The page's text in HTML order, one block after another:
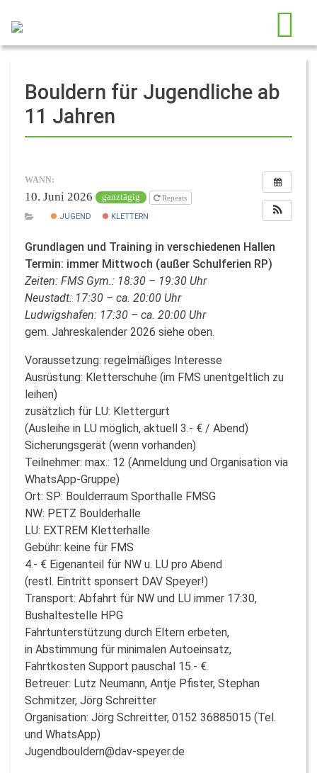
Bouldern für Jugendliche ab
11 Jahren
WANN:
10. Juni 2026 ganztägig Repeats
JUGEND KLETTERN
Grundlagen und Training in verschiedenen Hallen
Termin: immer Mittwoch (außer Schulferien RP)
Zeiten: FMS Gym.: 18:30 – 19:30 Uhr
Neustadt: 17:30 – ca. 20:00 Uhr
Ludwigshafen: 17:30 – ca. 20:00 Uhr
gem. Jahreskalender 2026 siehe oben.
Voraussetzung: regelmäßiges Interesse
Ausrüstung: Kletterschuhe (im FMS unentgeltlich zu
leihen)
zusätzlich für LU: Klettergurt
(Ausleihe in LU möglich, aktuell 3.- € / Abend)
Sicherungsgerät (wenn vorhanden)
Teilnehmer: max.: 12 (Anmeldung und Organisation via
WhatsApp-Gruppe)
Ort: SP: Boulderraum Sporthalle FMSG
NW: PETZ Boulderhalle
LU: EXTREM Kletterhalle
Gebühr: keine für FMS
4.- € Eigenanteil für NW u. LU pro Abend
(restl. Eintritt sponsert DAV Speyer!)
Transport: Abfahrt für NW und LU immer 17:30,
Bushaltestelle HPG
Fahrtunterstützung durch Eltern erbeten,
in Abstimmung für minimalen Autoeinsatz,
Fahrtkosten Support pauschal 15.- €.
Betreuer: Lutz Neumann, Antje Pfister, Stephan
Schmitzer, Jörg Schreitter
Organisation: Jörg Schreitter, 0152 36885015 (Tel.
und WhatsApp)
Jugendbouldern@dav-speyer.de